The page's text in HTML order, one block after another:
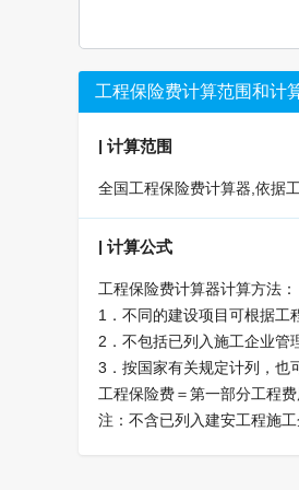
工程保险费计算范围和计
| 计算范围
全国工程保险费计算器,依据
| 计算公式
工程保险费计算器计算方法：
1．不同的建设项目可根据工
2．不包括已列入施工企业管
3．按国家有关规定计列，也
工程保险费＝第一部分工程费
注：不含已列入建安工程施工